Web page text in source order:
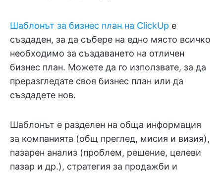
Шаблонът за бизнес план на ClickUp е
създаден, за да събере на едно място всичко
необходимо за създаването на отличен
бизнес план. Можете да го използвате, за да
преразгледате своя бизнес план или да
създадете нов.
Шаблонът е разделен на обща информация
за компанията (общ преглед, мисия и визия),
пазарен анализ (проблем, решение, целеви
пазар и др.), стратегия за продажби и